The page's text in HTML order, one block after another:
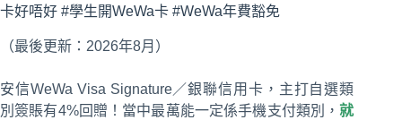
卡好唔好 #學生開WeWa卡 #WeWa年費豁免
（最後更新：2026年8月）
安信WeWa Visa Signature／銀聯信用卡，主打自選類
別簽賬有4%回贈！當中最萬能一定係手機支付類別，就